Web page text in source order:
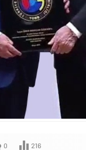
0 216